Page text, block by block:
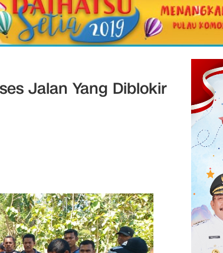
Jalan Yang Diblokir